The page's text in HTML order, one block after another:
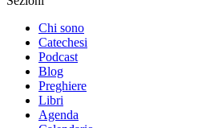
Chi sono
Catechesi
Podcast
Blog
Preghiere
Libri
Agenda